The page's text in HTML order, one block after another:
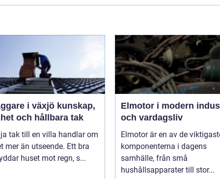
i växjö kunskap,
och hållbara tak
tak till en villa handlar om
mer än utseende. Ett bra
huset mot regn, s...
Elmotor i modern
och vardagsliv
Elmotor är en av de
komponenterna i dagens
samhälle, från små
hushållsapparater till stor...